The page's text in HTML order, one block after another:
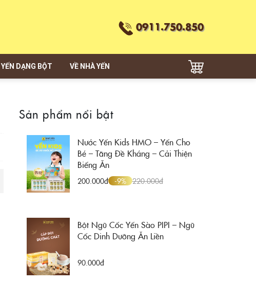
0911.750.850
YẾN DẠNG BỘT VỀ NHÀ YẾN
Sản phẩm nổi bật
Nước Yến Kids HMO – Yến Cho
Bé – Tăng Đề Kháng – Cải Thiện
Biếng Ăn
200.000 -9% 220.000
Bột Ngũ Cốc Yến Sào PIPI – Ngũ
Cốc Dinh Dưỡng Ăn Liền
90.000